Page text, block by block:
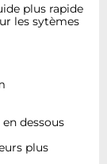
plus rapide
les sytèmes
dessous
plus